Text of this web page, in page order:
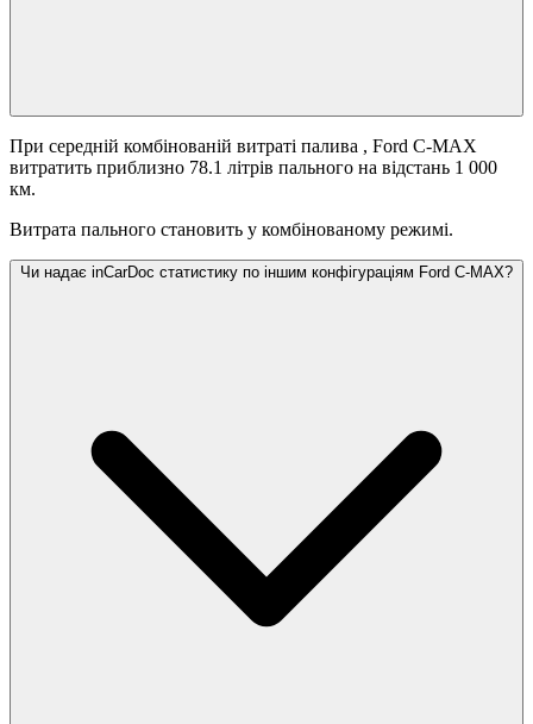
При середній комбінованій витраті палива , Ford C-MAX
витратить приблизно 78.1 літрів пального на відстань 1 000
км.
Витрата пального становить у комбінованому режимі.
Чи надає inCarDoc статистику по іншим конфігураціям Ford C-MAX?